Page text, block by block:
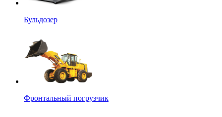
Бульдозер
Фронтальный погрузчик